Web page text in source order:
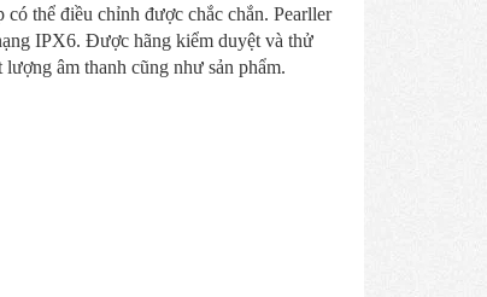
thể điều chỉnh được chắc chắn. Pearller
IPX6. Được hãng kiểm duyệt và thử
âm thanh cũng như sản phẩm.